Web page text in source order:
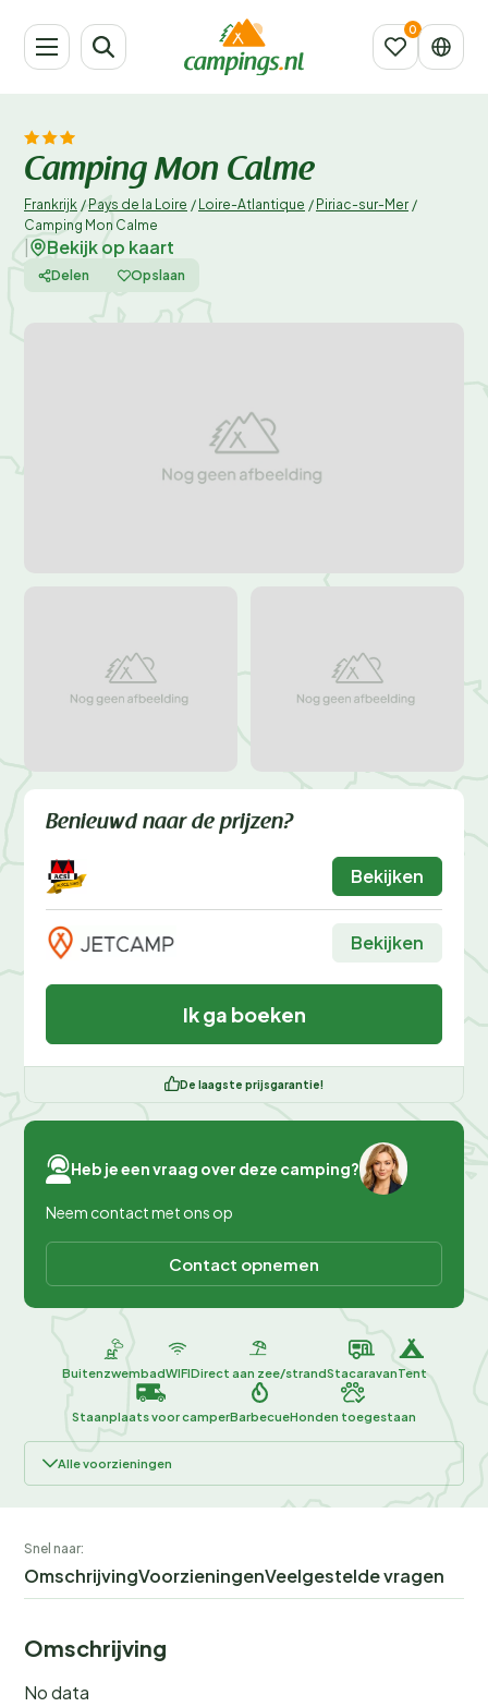
Camping Mon Calme
Frankrijk / Pays de la Loire / Loire-Atlantique / Piriac-sur-Mer /
Camping Mon Calme
Bekijk op kaart
Delen Opslaan
Benieuwd naar de prijzen?
Bekijken
Bekijken
Ik ga boeken
De laagste prijsgarantie!
Heb je een vraag over deze camping?
Neem contact met ons op
Contact opnemen
BuitenzwembadWIFIDirect aan zee/strandStacaravanTent
Staanplaats voor camperBarbecueHonden toegestaan
Alle voorzieningen
Snel naar:
OmschrijvingVoorzieningenVeelgestelde vragen
Omschrijving
No data